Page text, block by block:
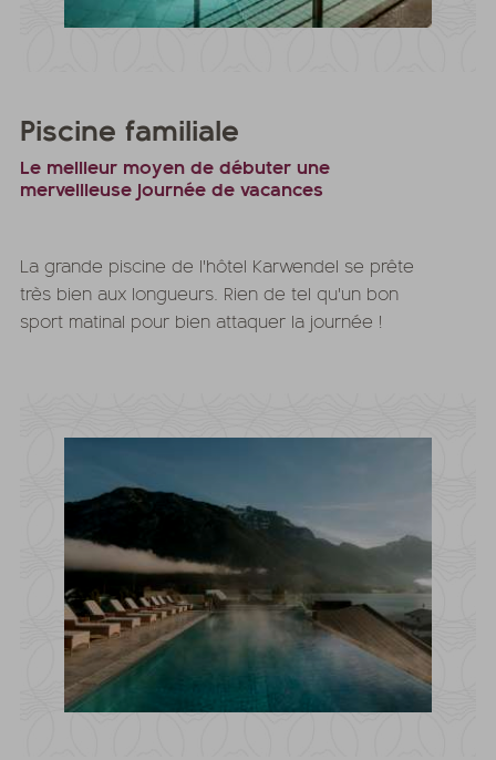
Piscine familiale
Le meilleur moyen de débuter une
merveilleuse journée de vacances
La grande piscine de l'hôtel Karwendel se prête
très bien aux longueurs. Rien de tel qu'un bon
sport matinal pour bien attaquer la journée !